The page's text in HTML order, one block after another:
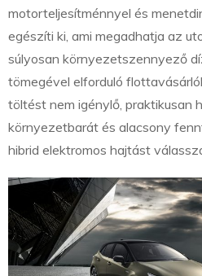
motorteljesítménnyel és
egészíti ki, ami megadhatja az
súlyosan környezetszennyező
tömegével elforduló
töltést nem igénylő, praktikusan
környezetbarát és alacsony
hibrid elektromos hajtást